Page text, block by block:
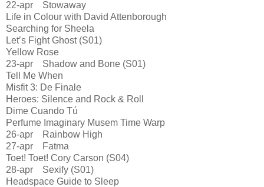
22-apr Stowaway
Life in Colour with David Attenborough
Searching for Sheela
Let’s Fight Ghost (S01)
Yellow Rose
23-apr Shadow and Bone (S01)
Tell Me When
Misfit 3: De Finale
Heroes: Silence and Rock & Roll
Dime Cuando Tú
Perfume Imaginary Musem Time Warp
26-apr Rainbow High
27-apr Fatma
Toet! Toet! Cory Carson (S04)
28-apr Sexify (S01)
Headspace Guide to Sleep